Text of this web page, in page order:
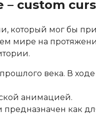
– custom
который мог бы
мире на
века. В
анимацией.
как